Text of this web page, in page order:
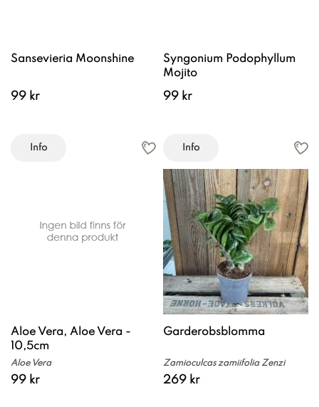
Sansevieria Moonshine
99 kr
Info
Syngonium Podophyllum
Mojito
99 kr
Info
Aloe Vera, Aloe Vera -
10,5cm
Aloe Vera
99 kr
Garderobsblomma
Zamioculcas zamiifolia Zenzi
269 kr